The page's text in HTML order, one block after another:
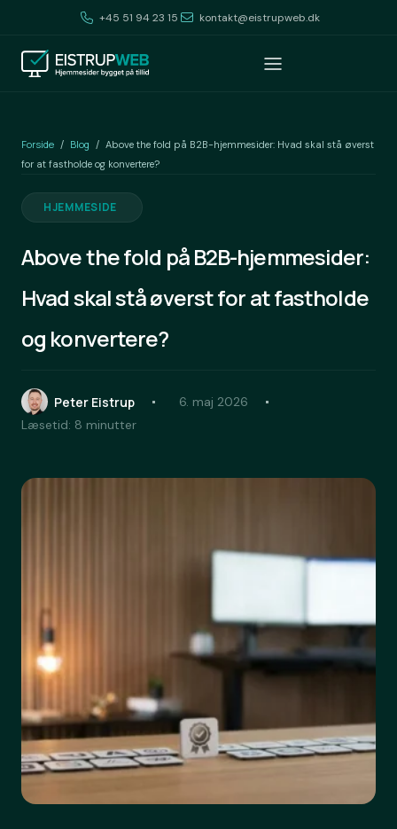
+45 51 94 23 15 kontakt@eistrupweb.dk
Forside / Blog / Above the fold på B2B-hjemmesider: Hvad skal stå øverst
for at fastholde og konvertere?
HJEMMESIDE
Above the fold på B2B-hjemmesider:
Hvad skal stå øverst for at fastholde
og konvertere?
Peter Eistrup
6. maj 2026
Læsetid: 8 minutter